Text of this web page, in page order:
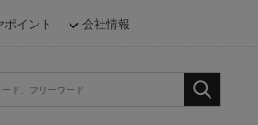
ポイント 会社情報